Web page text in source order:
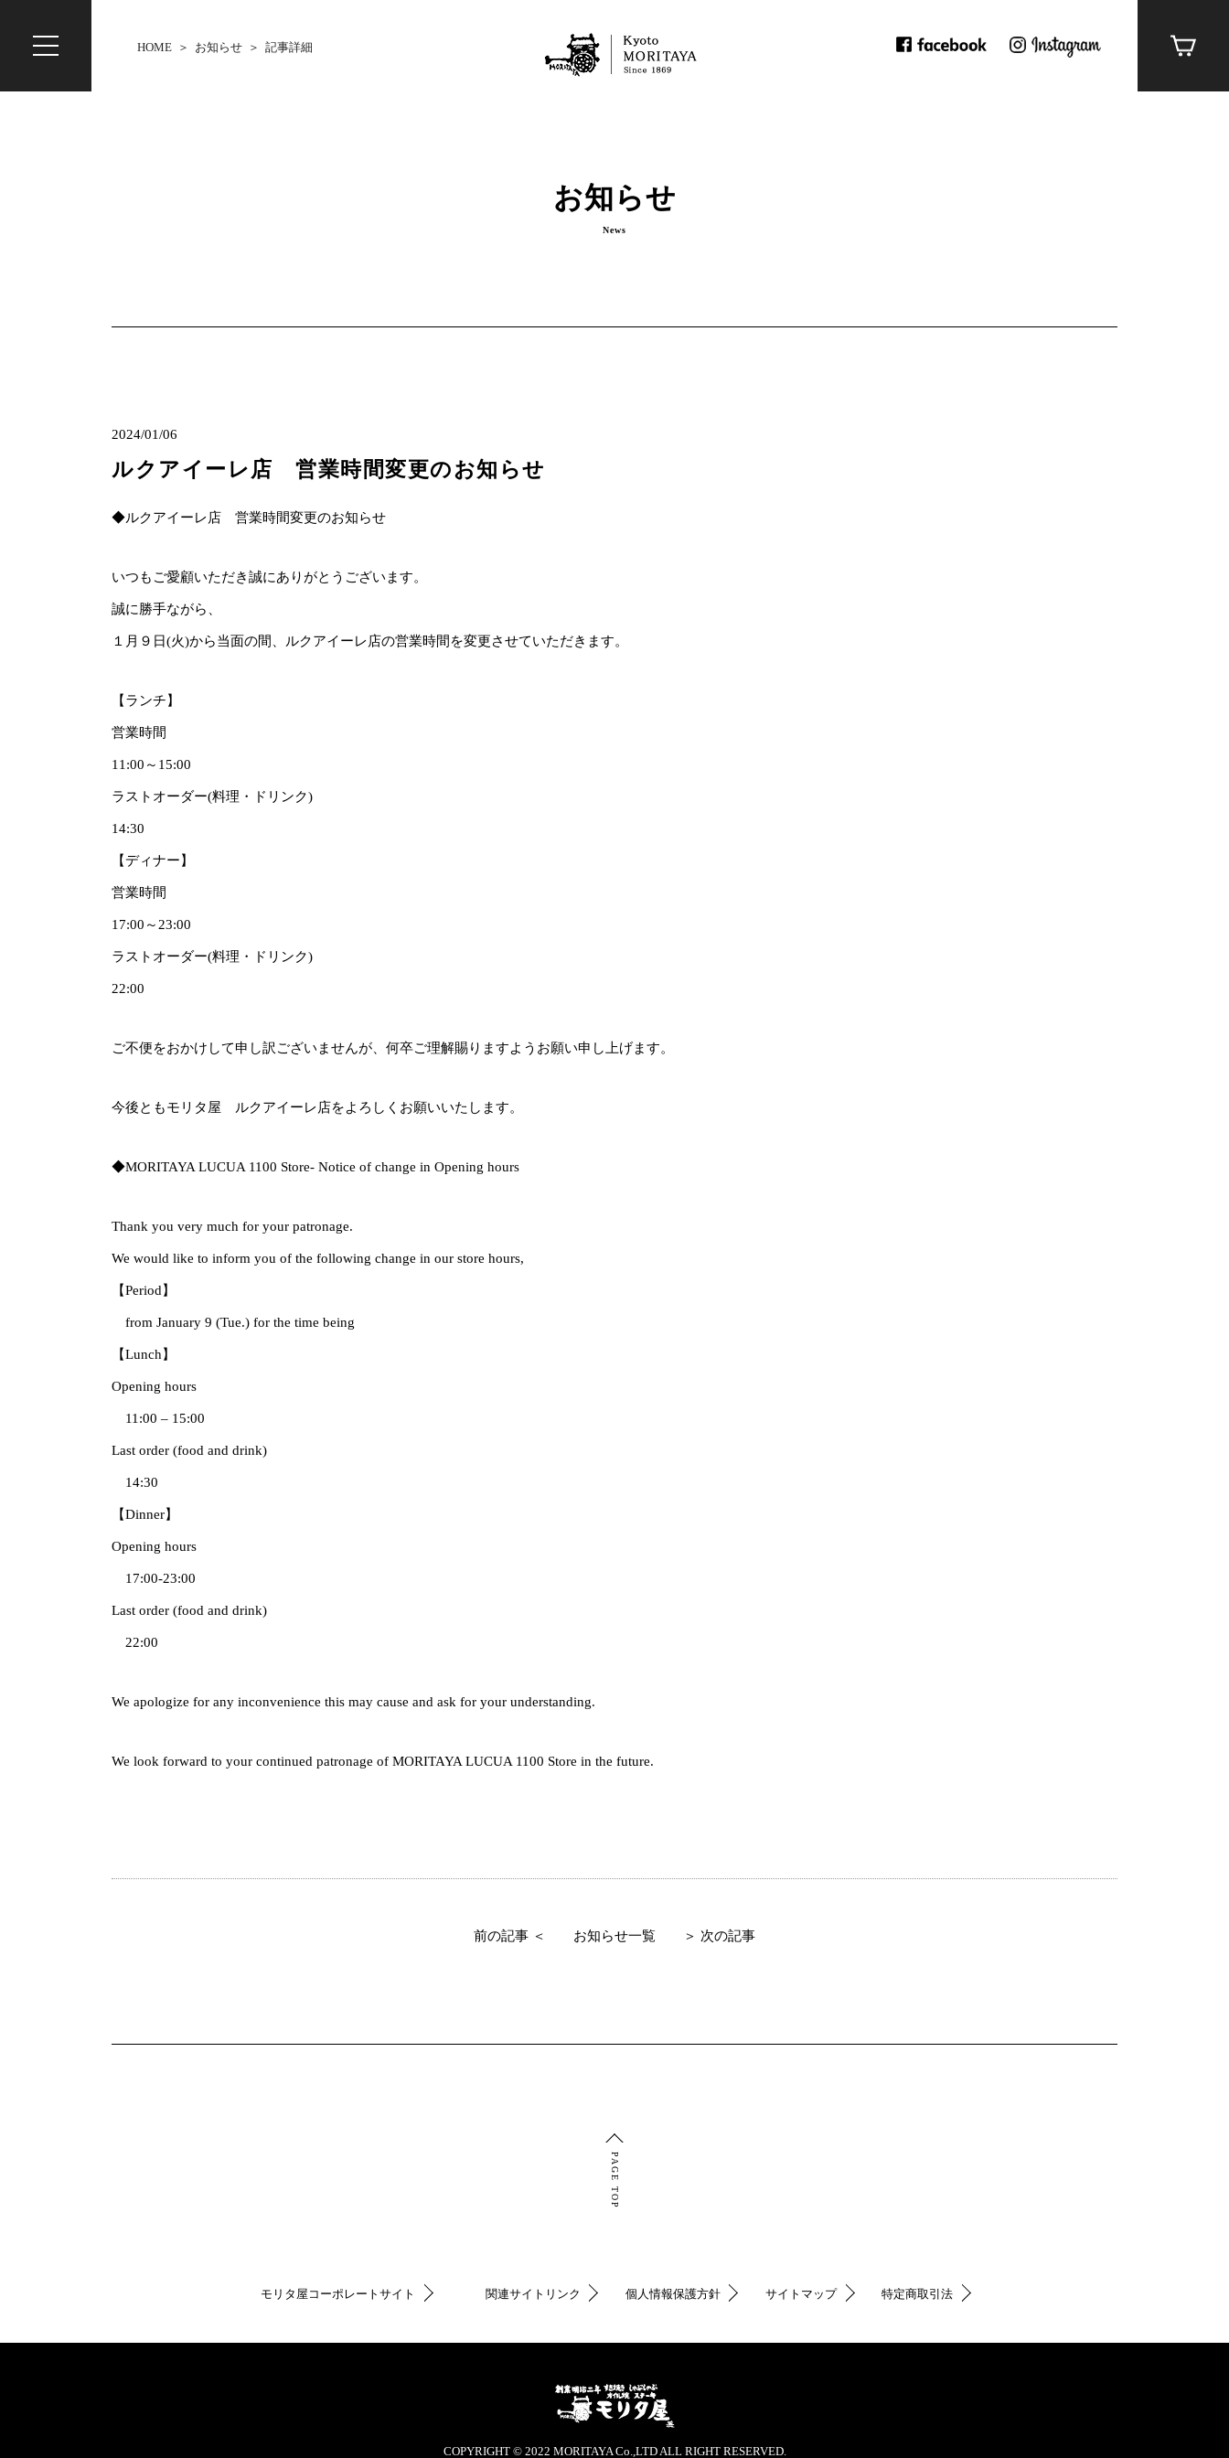
HOME お知らせ 記事詳細
お知らせ
News
2024/01/06
ルクアイーレ店 営業時間変更のお知らせ
◆ルクアイーレ店 営業時間変更のお知らせ
いつもご愛顧いただき誠にありがとうございます。
誠に勝手ながら、
１月９日(火)から当面の間、ルクアイーレ店の営業時間を変更させていただきます。
【ランチ】
営業時間
11:00～15:00
ラストオーダー(料理・ドリンク)
14:30
【ディナー】
営業時間
17:00～23:00
ラストオーダー(料理・ドリンク)
22:00
ご不便をおかけして申し訳ございませんが、何卒ご理解賜りますようお願い申し上げます。
今後ともモリタ屋 ルクアイーレ店をよろしくお願いいたします。
◆MORITAYA LUCUA 1100 Store- Notice of change in Opening hours
Thank you very much for your patronage.
We would like to inform you of the following change in our store hours,
【Period】
from January 9 (Tue.) for the time being
【Lunch】
Opening hours
11:00 – 15:00
Last order (food and drink)
14:30
【Dinner】
Opening hours
17:00-23:00
Last order (food and drink)
22:00
We apologize for any inconvenience this may cause and ask for your understanding.
We look forward to your continued patronage of MORITAYA LUCUA 1100 Store in the future.
前の記事 ＜ お知らせ一覧 ＞ 次の記事
PAGE TOP
モリタ屋コーポレートサイト 関連サイトリンク 個人情報保護方針 サイトマップ 特定商取引法
COPYRIGHT © 2022 MORITAYA Co.,LTD ALL RIGHT RESERVED.